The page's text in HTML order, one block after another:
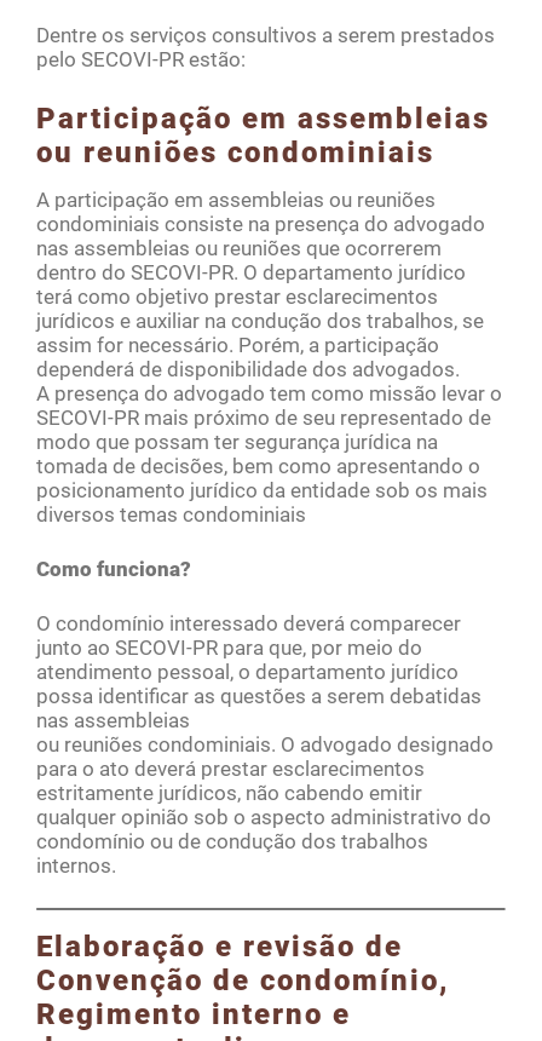
Dentre os serviços consultivos a serem prestados
pelo SECOVI-PR estão:
Participação em assembleias
ou reuniões condominiais
A participação em assembleias ou reuniões
condominiais consiste na presença do advogado
nas assembleias ou reuniões que ocorrerem
dentro do SECOVI-PR. O departamento jurídico
terá como objetivo prestar esclarecimentos
jurídicos e auxiliar na condução dos trabalhos, se
assim for necessário. Porém, a participação
dependerá de disponibilidade dos advogados.
A presença do advogado tem como missão levar o
SECOVI-PR mais próximo de seu representado de
modo que possam ter segurança jurídica na
tomada de decisões, bem como apresentando o
posicionamento jurídico da entidade sob os mais
diversos temas condominiais
Como funciona?
O condomínio interessado deverá comparecer
junto ao SECOVI-PR para que, por meio do
atendimento pessoal, o departamento jurídico
possa identificar as questões a serem debatidas
nas assembleias
ou reuniões condominiais. O advogado designado
para o ato deverá prestar esclarecimentos
estritamente jurídicos, não cabendo emitir
qualquer opinião sob o aspecto administrativo do
condomínio ou de condução dos trabalhos
internos.
Elaboração e revisão de
Convenção de condomínio,
Regimento interno e